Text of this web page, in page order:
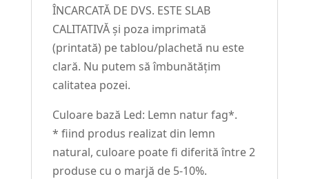
ÎNCARCATĂ DE DVS. ESTE SLAB
CALITATIVĂ și poza imprimată
(printată) pe tablou/plachetă nu este
clară. Nu putem să îmbunătățim
calitatea pozei.
Culoare bază Led: Lemn natur fag*.
* fiind produs realizat din lemn
natural, culoare poate fi diferită între 2
produse cu o marjă de 5-10%.